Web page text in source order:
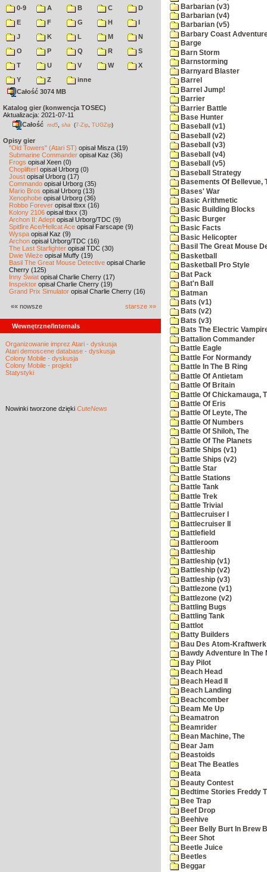
0-9 A B C
D
E
F G H
I
J
K L M
N
O
P Q R
S
T
U V W
X
Y
Z
inne
Całość 3074 MB
Katalog gier (konwencja TOSEC)
Aktualizacja: 2021-07-11
Całość md5 sha (7-Zip TUGZip)
Opisy gier
"Old Towers" (Atari ST) opisał Misza (19)
Submarine Commander opisał Kaz (36)
Frogs opisał Xeen (0)
Choplifter! opisał Urborg (0)
Joust opisał Urborg (17)
Commando opisał Urborg (35)
Mario Bros opisał Urborg (13)
Xenophobe opisał Urborg (36)
Robbo Forever opisał tbxx (16)
Kolony 2106 opisał tbxx (3)
Archon II: Adept opisał Urborg/TDC (9)
Spitfire Ace/Hellcat Ace opisał Farscape (9)
Wyspa opisał Kaz (9)
Archon opisał Urborg/TDC (16)
The Last Starfighter opisał TDC (30)
Dwie Wieże opisał Muffy (19)
Basil The Great Mouse Detective opisał Charlie
Cherry (125)
Inny Świat opisał Charlie Cherry (17)
Inspektor opisał Charlie Cherry (19)
Grand Prix Simulator opisał Charlie Cherry (16)
«« nowsze starsze »»
Wewnętrzne/Internals
Organizowanie imprez Atari - dyskusja
Atari demoscene database - dyskusja
Colony Mobile - dyskusja
Colony Mobile - projekt
Statystyki
Nowinki tworzone dzięki CuteNews
Barbarian (v3)
Barbarian (v4)
Barbarian (v5)
Barbary Coast
Barge
Barn Storm
Barnstorming
Barnyard Blaster
Barrel
Barrel Jump!
Barrier
Barrier Battle
Base Hunter
Baseball (v1)
Baseball (v2)
Baseball (v3)
Baseball (v4)
Baseball (v5)
Baseball Strategy
Basements Of Bellevue,
Bases' War
Basic Arithmetic
Basic Building Blocks
Basic Burger
Basic Facts
Basic Helicopter
Basil The Great Mouse
Basketball
Basketball Pro Style
Bat Pack
Bat'n Ball
Batman
Bats (v1)
Bats (v2)
Bats (v3)
Bats The Electric
Battalion Commander
Battle Eagle
Battle For Normandy
Battle In The B Ring
Battle Of Antietam
Battle Of Britain
Battle Of Chickamauga,
Battle Of Eris
Battle Of Leyte, The
Battle Of Numbers
Battle Of Shiloh, The
Battle Of The Planets
Battle Ships (v1)
Battle Ships (v2)
Battle Star
Battle Stations
Battle Tank
Battle Trek
Battle Trivial
Battlecruiser I
Battlecruiser II
Battlefield
Battleroom
Battleship
Battleship (v1)
Battleship (v2)
Battleship (v3)
Battlezone (v1)
Battlezone (v2)
Battling Bugs
Battling Tank
Battlot
Batty Builders
Bau Des Atom-Kraftwerk
Bawdy Adventure In The
Bay Pilot
Beach Head
Beach Head II
Beach Landing
Beachcomber
Beam Me Up
Beamatron
Beamrider
Bean Machine, The
Bear Jam
Beastoids
Beat The Beatles
Beata
Beauty Contest
Bedtime Stories Freddy
Bee Trap
Beef Drop
Beehive
Beer Belly Burt In Brew
Beer Shot
Beetle Juice
Beetles
Beggar